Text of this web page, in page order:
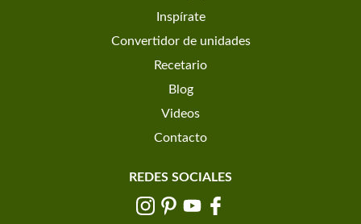
Inspírate
Convertidor de unidades
Recetario
Blog
Videos
Contacto
REDES SOCIALES